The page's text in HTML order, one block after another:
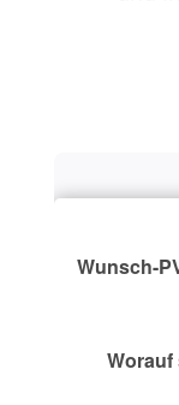
Wunsch-
Worauf